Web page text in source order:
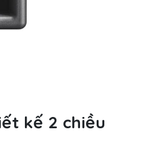
kế 2 chiều